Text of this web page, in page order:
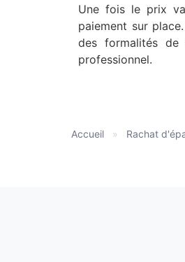
Une fois le prix
paiement sur
des formalités
professionnel.
Accueil » Rachat